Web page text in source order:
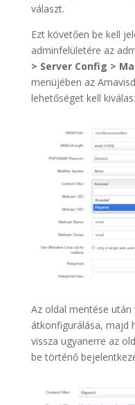
választ.
Ezt követően be kell
adminfelületére az
> Server Config >
menüjében az
lehetőséget kell
Az oldal mentése után
átkonfigurálása, majd
vissza ugyanerre az
be történő